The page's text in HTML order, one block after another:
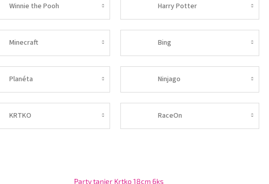
Winnie the Pooh Harry Potter
Minecraft Bing
Planéta Ninjago
KRTKO RaceOn
Party tanier Krtko 18cm 6ks